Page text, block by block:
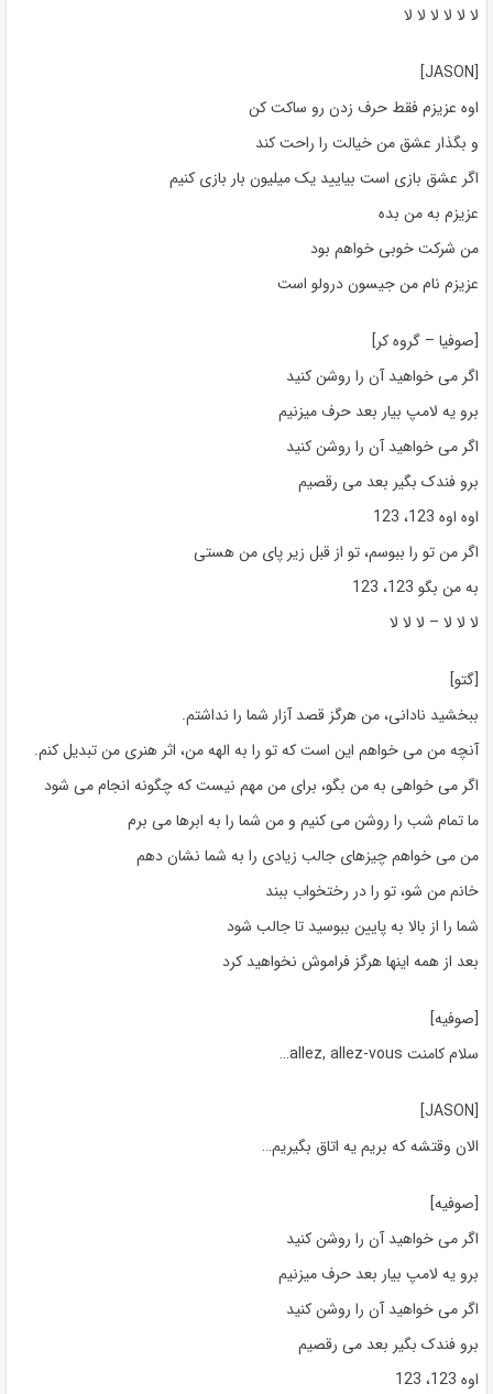
لا لا لا لا لا لا
[JASON]
اوه عزیزم فقط حرف زدن رو ساکت کن
و بگذار عشق من خیالت را راحت کند
اگر عشق بازی است بیایید یک میلیون بار بازی کنیم
عزیزم به من بده
من شرکت خوبی خواهم بود
عزیزم نام من جیسون درولو است
[صوفیا – گروه کر]
اگر می خواهید آن را روشن کنید
برو یه لامپ بیار بعد حرف میزنیم
اگر می خواهید آن را روشن کنید
برو فندک بگیر بعد می رقصیم
اوه اوه 123، 123
اگر من تو را ببوسم، تو از قبل زیر پای من هستی
به من بگو 123، 123
لا لا لا – لا لا لا
[گتو]
ببخشید نادانی، من هرگز قصد آزار شما را نداشتم.
آنچه من می خواهم این است که تو را به الهه من، اثر هنری من تبدیل کنم.
اگر می خواهی به من بگو، برای من مهم نیست که چگونه انجام می شود
ما تمام شب را روشن می کنیم و من شما را به ابرها می برم
من می خواهم چیزهای جالب زیادی را به شما نشان دهم
خانم من شو، تو را در رختخواب ببند
شما را از بالا به پایین ببوسید تا جالب شود
بعد از همه اینها هرگز فراموش نخواهید کرد
[صوفیه]
سلام کامنت allez, allez-vous…
[JASON]
الان وقتشه که بریم یه اتاق بگیریم…
[صوفیه]
اگر می خواهید آن را روشن کنید
برو یه لامپ بیار بعد حرف میزنیم
اگر می خواهید آن را روشن کنید
برو فندک بگیر بعد می رقصیم
اوه 123، 123